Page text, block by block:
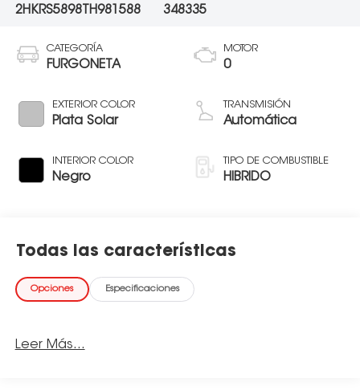
2HKRS5898TH981588
348335
CATEGORÍA
FURGONETA
EXTERIOR COLOR
Plata Solar
INTERIOR COLOR
Negro
MOTOR
0
TRANSMISIÓN
Automática
TIPO DE COMBUSTIBLE
HIBRIDO
Todas las características
Opciones Especificaciones
Leer Más...